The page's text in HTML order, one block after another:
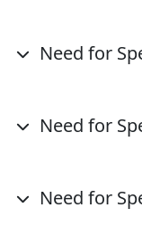
Need for
Need for
Need for